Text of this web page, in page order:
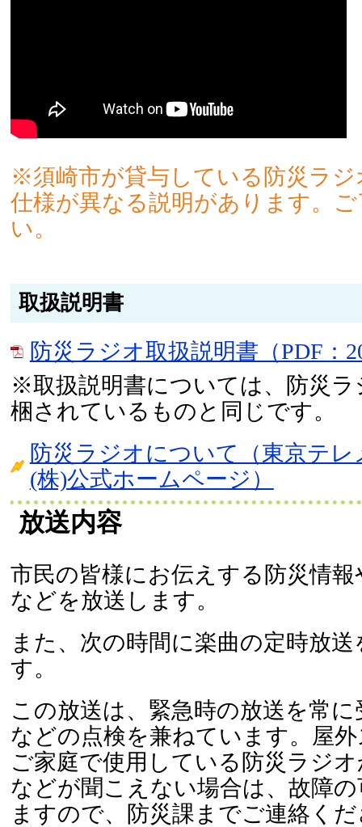
※須崎市が貸与している防災ラジ
仕様が異なる説明があります。
い。
取扱説明書
防災ラジオ取扱説明書（PDF：
※取扱説明書については、防災ラ
梱されているものと同じです。
防災ラジオについて（東京テレ
(株)公式ホームページ）
放送内容
市民の皆様にお伝えする防災情報
などを放送します。
また、次の時間に楽曲の定時放
す。
この放送は、緊急時の放送を常
などの点検を兼ねています。屋
ご家庭で使用している防災ラジ
などが聞こえない場合は、故障
ますので、防災課までご連絡く